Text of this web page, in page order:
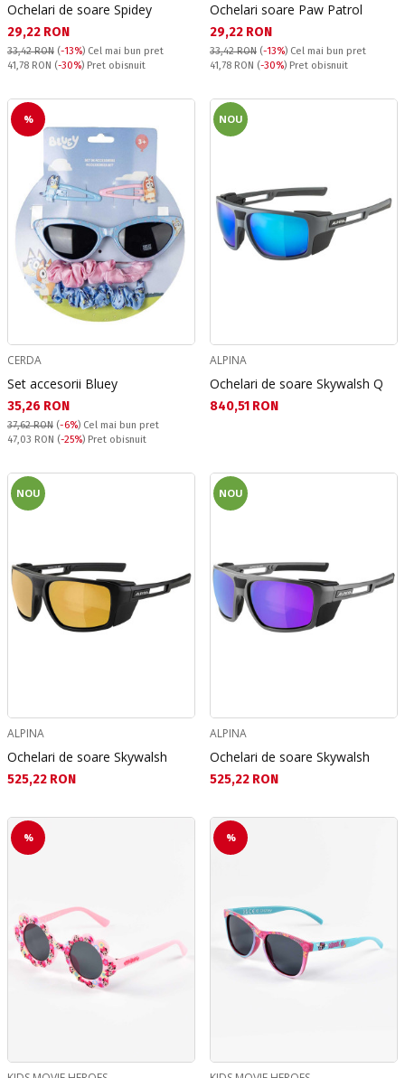
Ochelari de soare Spidey
Текуща цена:
29,22 RON
33,42 RON (-13%) Cel mai bun pret
Pret obisnuit:
41,78 RON (-30%) Pret obisnuit
Ochelari soare Paw Patrol
Текуща цена:
29,22 RON
33,42 RON (-13%) Cel mai bun pret
Pret obisnuit:
41,78 RON (-30%) Pret obisnuit
%
CERDA
Set accesorii Bluey
Текуща цена:
35,26 RON
37,62 RON (-6%) Cel mai bun pret
Pret obisnuit:
47,03 RON (-25%) Pret obisnuit
NOU
ALPINA
Ochelari de soare Skywalsh Q
Текуща цена:
840,51 RON
NOU
ALPINA
Ochelari de soare Skywalsh
Текуща цена:
525,22 RON
NOU
ALPINA
Ochelari de soare Skywalsh
Текуща цена:
525,22 RON
% %